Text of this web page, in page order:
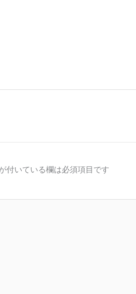
付いている欄は必須項目です